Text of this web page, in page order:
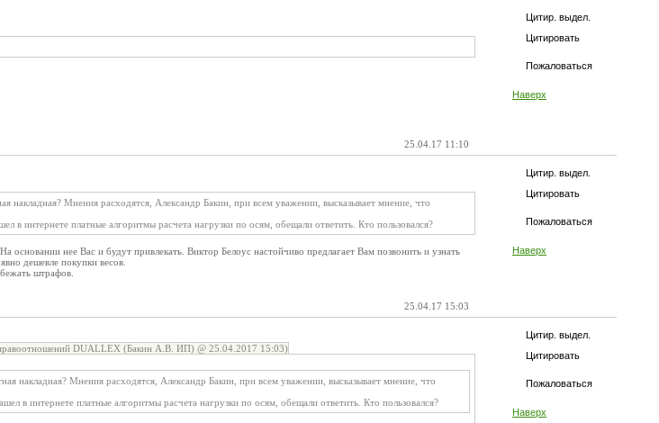
Цитир. выдел.
Цитировать
Пожаловаться
Наверх
25.04.17 11:10
Цитир. выдел.
Цитировать
Пожаловаться
Наверх
накладная? Мнения расходятся, Александр Бакин, при всем уважении, высказывает мнение, что
в интернете платные алгоритмы расчета нагрузки по осям, обещали ответить. Кто пользовался?
нее Вас и будут привлекать. Виктор Белоус настойчиво предлагает Вам позвонить и узнать
дешевле покупки весов.
штрафов.
25.04.17 15:03
Цитир. выдел.
Цитировать
Пожаловаться
Наверх
DUALLEX (Бакин А.В. ИП) @ 25.04.2017 15:03)
накладная? Мнения расходятся, Александр Бакин, при всем уважении, высказывает мнение, что
в интернете платные алгоритмы расчета нагрузки по осям, обещали ответить. Кто пользовался?